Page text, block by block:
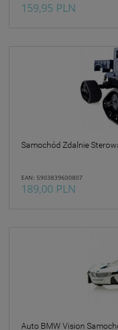
159,95 PLN
Samochód Zdalnie
EAN: 5903839600807
189,00 PLN
Auto BMW Vision